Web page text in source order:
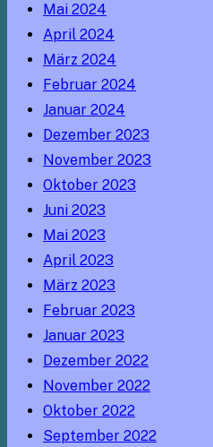
Mai 2024
April 2024
März 2024
Februar 2024
Januar 2024
Dezember 2023
November 2023
Oktober 2023
Juni 2023
Mai 2023
April 2023
März 2023
Februar 2023
Januar 2023
Dezember 2022
November 2022
Oktober 2022
September 2022